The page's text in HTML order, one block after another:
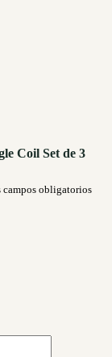
Coil Set de 3
campos obligatorios